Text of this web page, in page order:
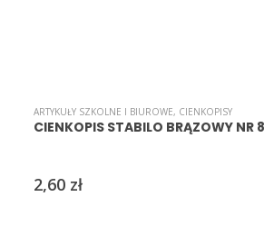
ARTYKUŁY SZKOLNE I BIUROWE, CIENKOPISY
CIENKOPIS STABILO BRĄZOWY NR
2,60 zł